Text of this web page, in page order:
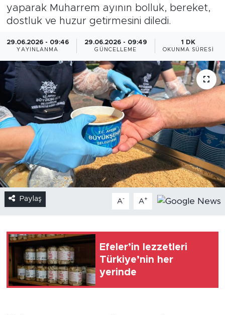
yaparak Muharrem ayının bolluk, bereket,
dostluk ve huzur getirmesini diledi.
29.06.2026 - 09:46
YAYINLANMA
29.06.2026 - 09:49
GÜNCELLEME
1 DK
OKUNMA SÜRESI
Paylaş A- A+
Efeler’in lezzetleri
Türkiye’nin her
yerinde